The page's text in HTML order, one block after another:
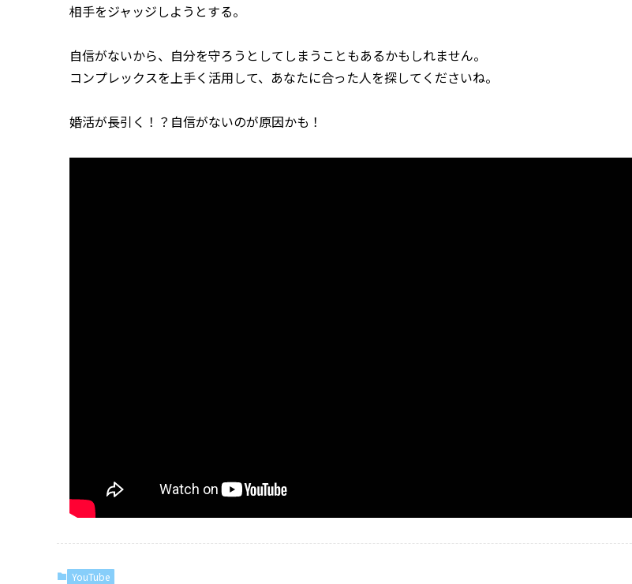
相手をジャッジしようとする。
自信がないから、自分を守ろうとしてしまうこともあるかもしれません。
コンプレックスを上手く活用して、あなたに合った人を探してくださいね。
婚活が長引く！？自信がないのが原因かも！
YouTube